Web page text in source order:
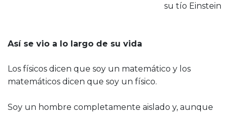
su tío Einstein
Así se vio a lo largo de su vida
Los físicos dicen que soy un matemático y los
matemáticos dicen que soy un físico.
Soy un hombre completamente aislado y, aunque